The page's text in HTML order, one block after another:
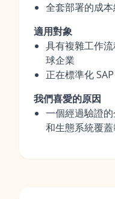
全套部署的成
適用對象
具有複雜工作
球企業
正在標準化
我們喜愛的原因
一個經過驗證
和生態系統覆